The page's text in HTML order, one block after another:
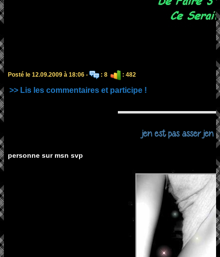
Posté le 12.09.2009 à 18:06 - : 8 : 482
>> Lis les commentaires et participe !
jen est pas asser jen
personne sur msn svp